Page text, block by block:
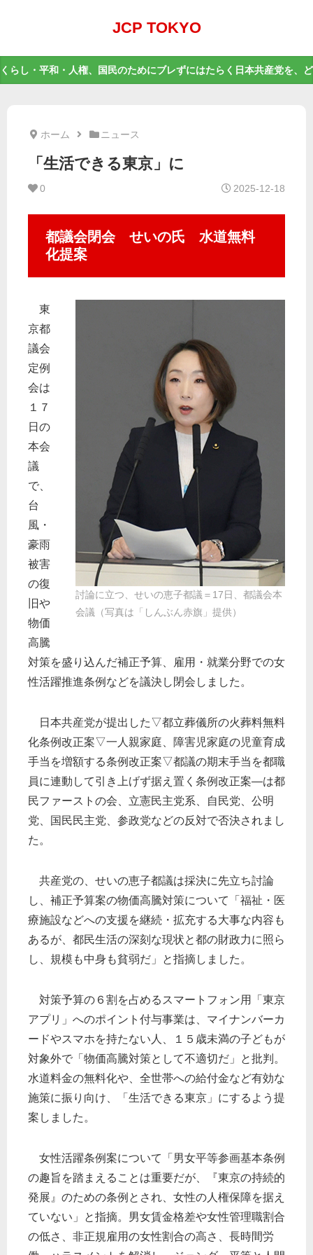
JCP TOKYO
くらし・平和・人権、国民のためにブレずにはたらく日本共産党を、
ホーム ニュース
「生活できる東京」に
0 2025-12-18
都議会閉会 せいの氏 水道無料
化提案
討論に立つ、せいの恵子都議＝17日、都議会本
会議（写真は「しんぶん赤旗」提供）
東
京都
議会
定例
会は
１７
日の
本会
議
で、
台
風・
豪雨
被害
の復
旧や
物価
高騰
対策を盛り込んだ補正予算、雇用・就業分野での女
性活躍推進条例などを議決し閉会しました。
日本共産党が提出した▽都立葬儀所の火葬料無料
化条例改正案▽一人親家庭、障害児家庭の児童育成
手当を増額する条例改正案▽都議の期末手当を都職
員に連動して引き上げず据え置く条例改正案―は都
民ファーストの会、立憲民主党系、自民党、公明
党、国民民主党、参政党などの反対で否決されまし
た。
共産党の、せいの恵子都議は採決に先立ち討論
し、補正予算案の物価高騰対策について「福祉・医
療施設などへの支援を継続・拡充する大事な内容も
あるが、都民生活の深刻な現状と都の財政力に照ら
し、規模も中身も貧弱だ」と指摘しました。
対策予算の６割を占めるスマートフォン用「東京
アプリ」へのポイント付与事業は、マイナンバーカ
ードやスマホを持たない人、１５歳未満の子どもが
対象外で「物価高騰対策として不適切だ」と批判。
水道料金の無料化や、全世帯への給付金など有効な
施策に振り向け、「生活できる東京」にするよう提
案しました。
女性活躍条例案について「男女平等参画基本条例
の趣旨を踏まえることは重要だが、『東京の持続的
発展』のための条例とされ、女性の人権保障を据え
ていない」と指摘。男女賃金格差や女性管理職割合
の低さ、非正規雇用の女性割合の高さ、長時間労